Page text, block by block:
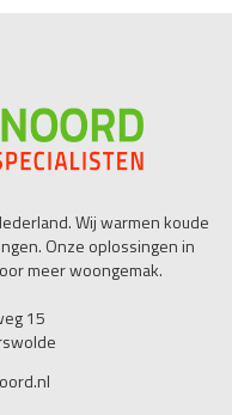
Wij warmen koude
Onze oplossingen in
meer woongemak.
15